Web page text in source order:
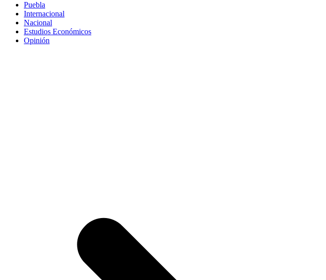
Puebla
Internacional
Nacional
Estudios Económicos
Opinión